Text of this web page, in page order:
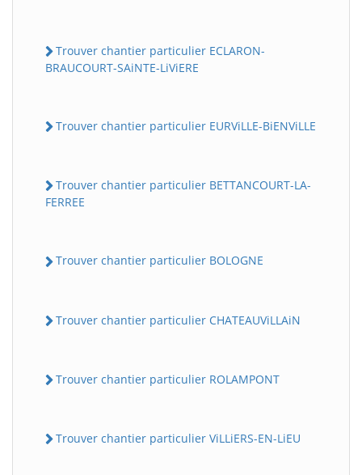
Trouver chantier particulier ECLARON-
BRAUCOURT-SAiNTE-LiViERE
Trouver chantier particulier EURViLLE-BiENViLLE
Trouver chantier particulier BETTANCOURT-LA-
FERREE
Trouver chantier particulier BOLOGNE
Trouver chantier particulier CHATEAUViLLAiN
Trouver chantier particulier ROLAMPONT
Trouver chantier particulier ViLLiERS-EN-LiEU